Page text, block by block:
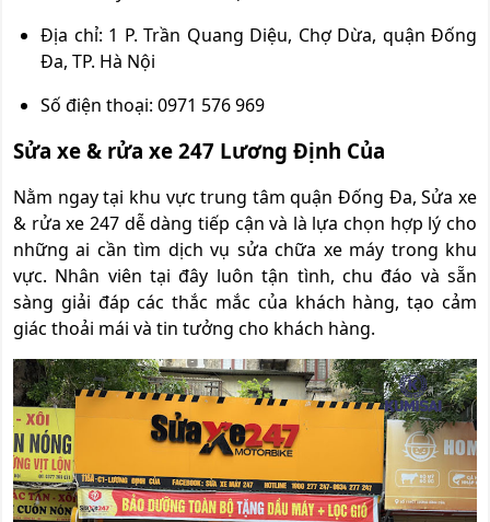
Địa chỉ: 1 P. Trần Quang Diệu, Chợ Dừa, quận Đống
Đa, TP. Hà Nội
Số điện thoại: 0971 576 969
Sửa xe & rửa xe 247 Lương Định Của
Nằm ngay tại khu vực trung tâm quận Đống Đa, Sửa xe
& rửa xe 247 dễ dàng tiếp cận và là lựa chọn hợp lý cho
những ai cần tìm dịch vụ sửa chữa xe máy trong khu
vực. Nhân viên tại đây luôn tận tình, chu đáo và sẵn
sàng giải đáp các thắc mắc của khách hàng, tạo cảm
giác thoải mái và tin tưởng cho khách hàng.